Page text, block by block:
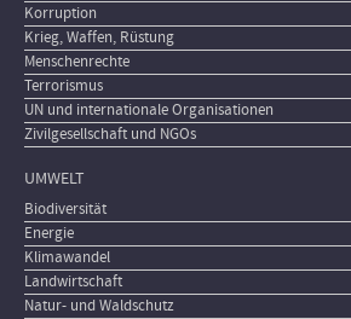
Korruption
Krieg, Waffen, Rüstung
Menschenrechte
Terrorismus
UN und internationale Organisationen
Zivilgesellschaft und NGOs
UMWELT
Biodiversität
Energie
Klimawandel
Landwirtschaft
Natur- und Waldschutz